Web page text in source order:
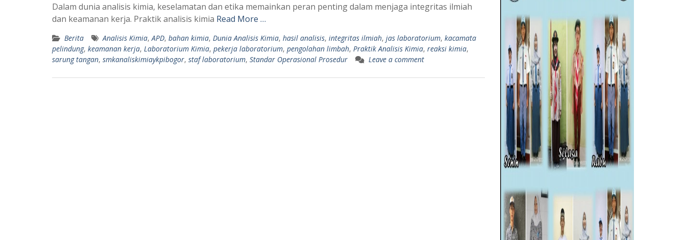
Dalam dunia analisis kimia, keselamatan dan etika memainkan peran penting dalam menjaga integritas ilmiah
dan keamanan kerja. Praktik analisis kimia Read More …
Berita Analisis Kimia, APD, bahan kimia, Dunia Analisis Kimia, hasil analisis, integritas ilmiah, jas laboratorium, kacamata
pelindung, keamanan kerja, Laboratorium Kimia, pekerja laboratorium, pengolahan limbah, Praktik Analisis Kimia, reaksi kimia,
sarung tangan, smkanaliskimiaykpibogor, staf laboratorium, Standar Operasional Prosedur Leave a comment